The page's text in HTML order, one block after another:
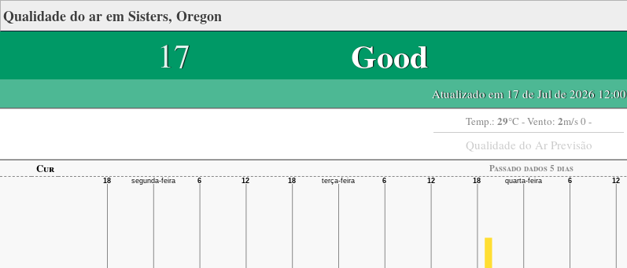
Qualidade do ar em Sisters, Oregon
17 Good
Atualizado em 17 de Jul de 2026 12:00
Temp.: 29°C - Vento: 2m/s 0 -
Qualidade do Ar Previsão
Cur Passado dados 5 dias